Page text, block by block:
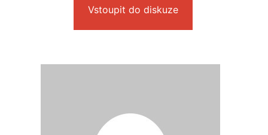
Vstoupit do diskuze